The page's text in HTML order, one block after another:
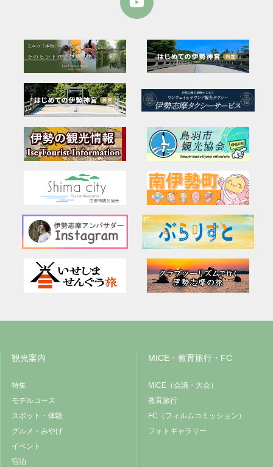
観光案内
特集
モデルコース
スポット・体験
グルメ・みやげ
イベント
宿泊
MICE・教育旅行・FC
MICE（会議・大会）
教育旅行
FC（フィルムコミッション）
フォトギャラリー